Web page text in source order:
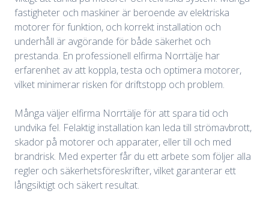
fastigheter och maskiner är beroende av elektriska
motorer för funktion, och korrekt installation och
underhåll är avgörande för både säkerhet och
prestanda. En professionell elfirma Norrtälje har
erfarenhet av att koppla, testa och optimera motorer,
vilket minimerar risken för driftstopp och problem.
Många väljer elfirma Norrtälje för att spara tid och
undvika fel. Felaktig installation kan leda till strömavbrott,
skador på motorer och apparater, eller till och med
brandrisk. Med experter får du ett arbete som följer alla
regler och säkerhetsföreskrifter, vilket garanterar ett
långsiktigt och säkert resultat.